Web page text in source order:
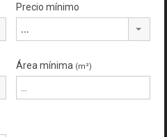
Precio mínimo
...
Área mínima (m²)